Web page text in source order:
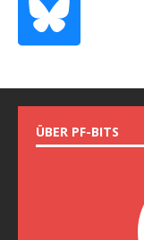
ÜBER PF-BITS